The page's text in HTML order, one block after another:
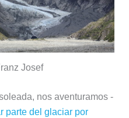
Josef
nos aventuramos -
parte del glaciar por